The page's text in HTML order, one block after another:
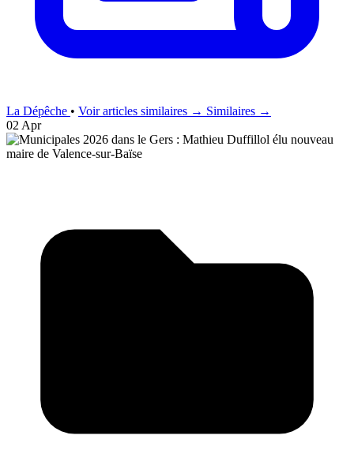
La Dépêche • Voir articles similaires → Similaires →
02 Apr